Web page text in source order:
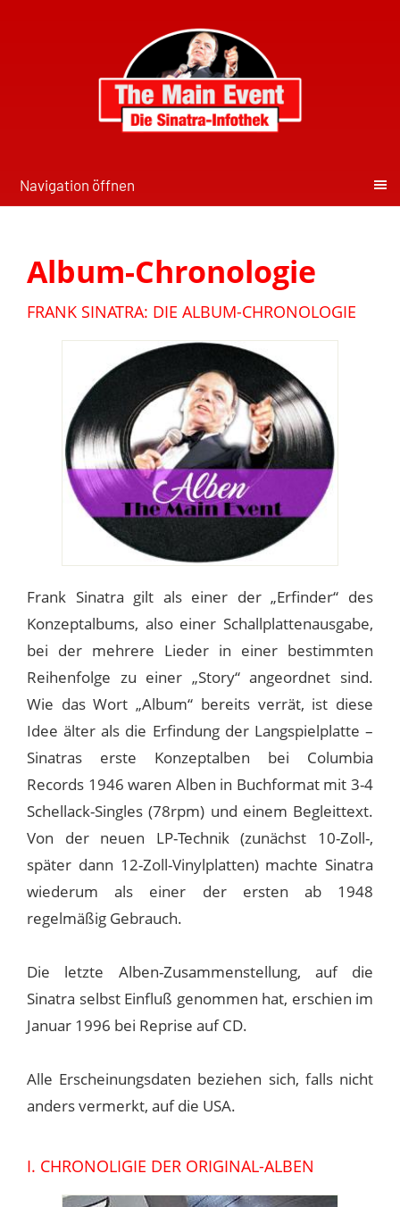
Navigation öffnen
Album-Chronologie
FRANK SINATRA: DIE ALBUM-CHRONOLOGIE
Frank Sinatra gilt als einer der „Erfinder“ des
Konzeptalbums, also einer Schallplattenausgabe,
bei der mehrere Lieder in einer bestimmten
Reihenfolge zu einer „Story“ angeordnet sind.
Wie das Wort „Album“ bereits verrät, ist diese
Idee älter als die Erfindung der Langspielplatte –
Sinatras erste Konzeptalben bei Columbia
Records 1946 waren Alben in Buchformat mit 3-4
Schellack-Singles (78rpm) und einem Begleittext.
Von der neuen LP-Technik (zunächst 10-Zoll-,
später dann 12-Zoll-Vinylplatten) machte Sinatra
wiederum als einer der ersten ab 1948
regelmäßig Gebrauch.
Die letzte Alben-Zusammenstellung, auf die
Sinatra selbst Einfluß genommen hat, erschien im
Januar 1996 bei Reprise auf CD.
Alle Erscheinungsdaten beziehen sich, falls nicht
anders vermerkt, auf die USA.
I. CHRONOLIGIE DER ORIGINAL-ALBEN